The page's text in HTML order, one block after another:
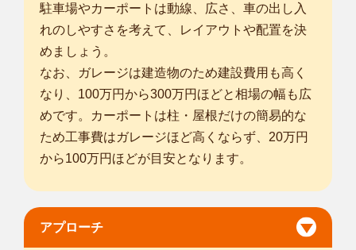
駐車場やカーポートは動線、広さ、車の出し入
れのしやすさを考えて、レイアウトや配置を決
めましょう。
なお、ガレージは建造物のため建設費用も高く
なり、100万円から300万円ほどと相場の幅も広
めです。カーポートは柱・屋根だけの簡易的な
ため工事費はガレージほど高くならず、20万円
から100万円ほどが目安となります。
アプローチ